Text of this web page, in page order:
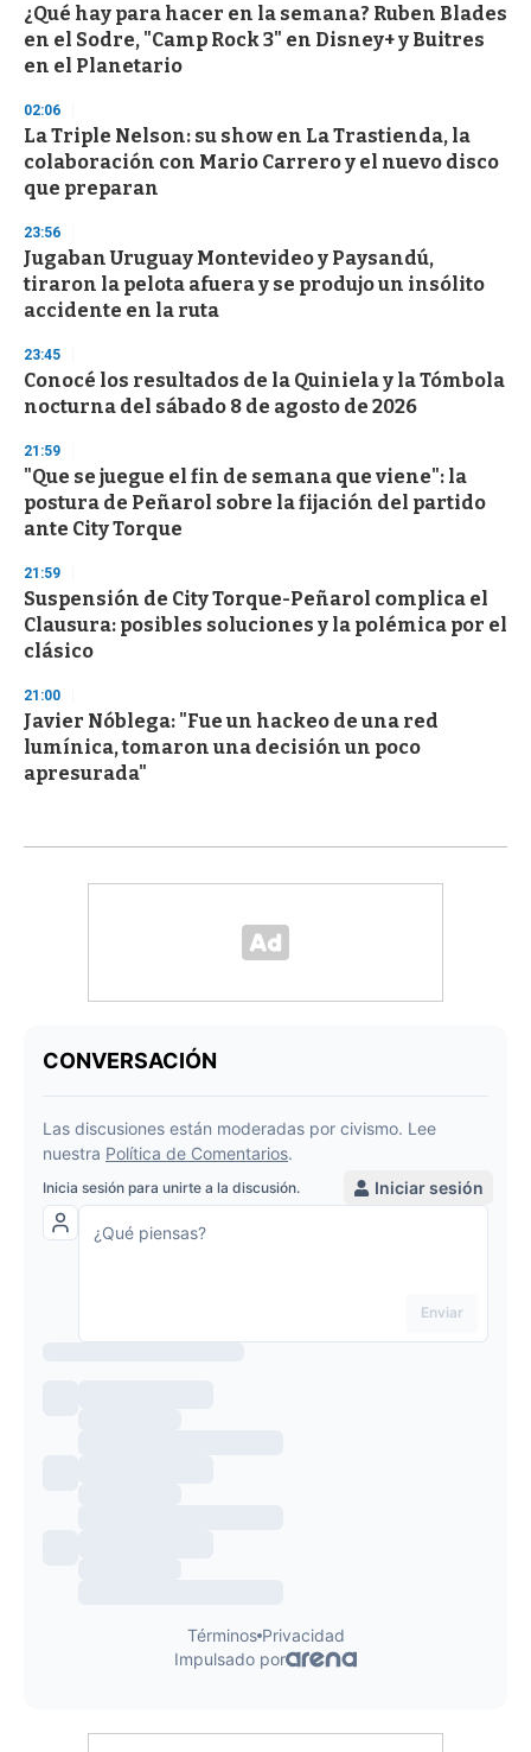
c
o
n
¿Qué hay para hacer en la semana? Ruben Blades
en el Sodre, "Camp Rock 3" en Disney+ y Buitres
en el Planetario
02:06
La Triple Nelson: su show en La Trastienda, la
colaboración con Mario Carrero y el nuevo disco
que preparan
23:56
Jugaban Uruguay Montevideo y Paysandú,
tiraron la pelota afuera y se produjo un insólito
accidente en la ruta
23:45
Conocé los resultados de la Quiniela y la Tómbola
nocturna del sábado 8 de agosto de 2026
21:59
"Que se juegue el fin de semana que viene": la
postura de Peñarol sobre la fijación del partido
ante City Torque
21:59
Suspensión de City Torque-Peñarol complica el
Clausura: posibles soluciones y la polémica por el
clásico
21:00
Javier Nóblega: "Fue un hackeo de una red
lumínica, tomaron una decisión un poco
apresurada"